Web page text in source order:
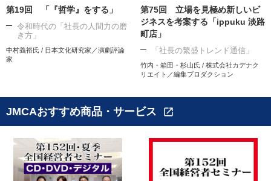
第19回 「『哲学』をする」
令和時代の「社長の人間力の磨
き方」
中村義裕氏 / 日本文化研究家／演劇評論
家
第75回 立場を見極め新しいビ
ジネスを考案する「ippuku 淡路
町店」
「社長の繁盛トレンド通信」
竹内・箱田・杉山氏 / 株式会社カデナク
リエイト／編集プロダクション
JMCAおすすめ商品・サービス open_in_new